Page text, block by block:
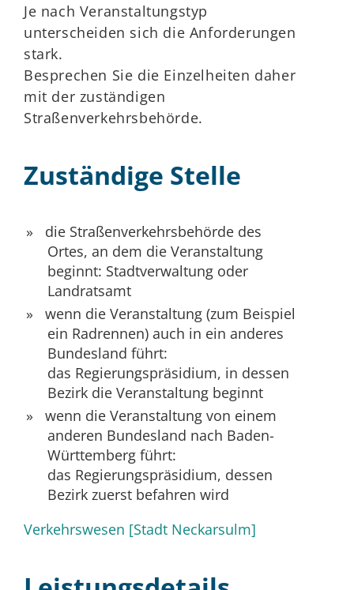
Je nach Veranstaltungstyp
unterscheiden sich die Anforderungen
stark.
Besprechen Sie die Einzelheiten daher
mit der zuständigen
Straßenverkehrsbehörde.
Zuständige Stelle
die Straßenverkehrsbehörde des
Ortes, an dem die Veranstaltung
beginnt: Stadtverwaltung oder
Landratsamt
wenn die Veranstaltung (zum Beispiel
ein Radrennen) auch in ein anderes
Bundesland führt:
das Regierungspräsidium, in dessen
Bezirk die Veranstaltung beginnt
wenn die Veranstaltung von einem
anderen Bundesland nach Baden-
Württemberg führt:
das Regierungspräsidium, dessen
Bezirk zuerst befahren wird
Verkehrswesen [Stadt Neckarsulm]